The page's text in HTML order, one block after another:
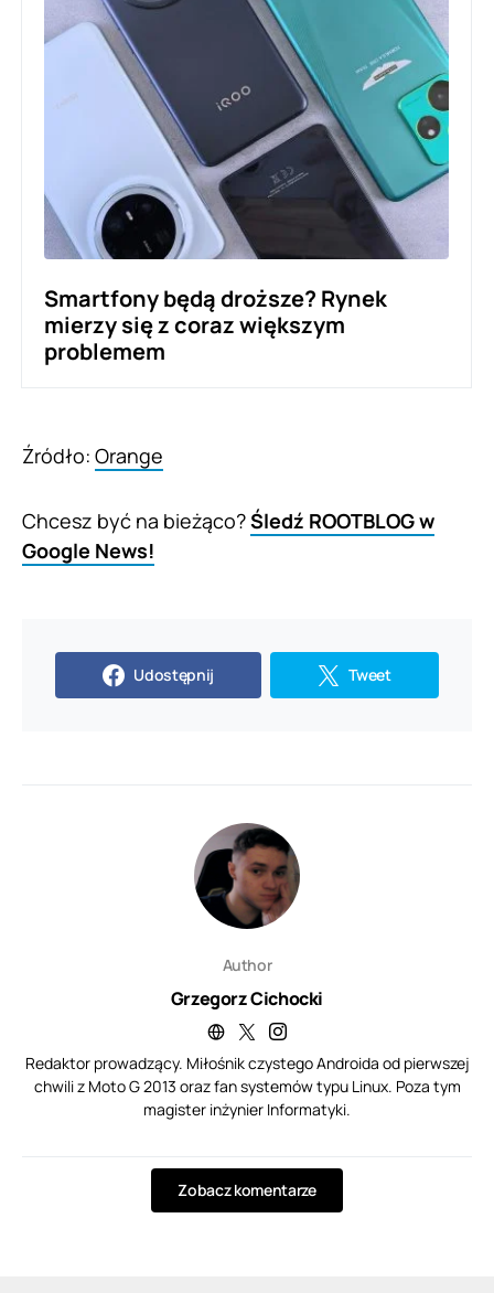
Smartfony będą droższe? Rynek
mierzy się z coraz większym
problemem
Źródło: Orange
Chcesz być na bieżąco?Śledź ROOTBLOG w
Google News!
Udostępnij Tweet
Author
Grzegorz Cichocki
Redaktor prowadzący. Miłośnik czystego Androida od pierwszej
chwili z Moto G 2013 oraz fan systemów typu Linux. Poza tym
magister inżynier Informatyki.
Zobacz komentarze